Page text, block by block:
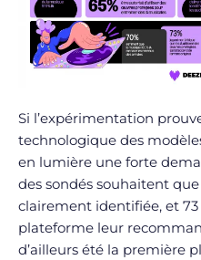
Si l’expérimentation
technologique des
en lumière une forte
des sondés souhaitent
clairement identifiée, et
plateforme leur
d’ailleurs été la première